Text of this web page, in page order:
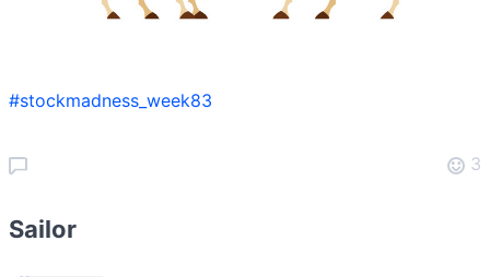
#stockmadness_week83
3
Sailor